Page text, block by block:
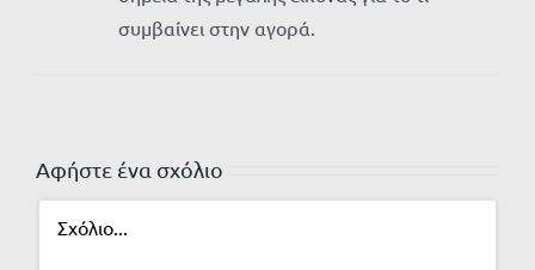
συμβαίνει στην αγορά.
Αφήστε ένα σχόλιο